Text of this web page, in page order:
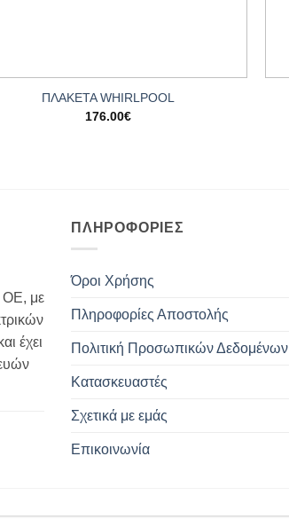
ΠΛΑΚΕΤΑ WHIRLPOOL
176.00€
ΟΕ, με
έχει
ΠΛΗΡΟΦΟΡΊΕΣ
Όροι Χρήσης
Πληροφορίες Αποστολής
Πολιτική Προσωπικών Δεδομένων
Κατασκευαστές
Σχετικά με εμάς
Επικοινωνία